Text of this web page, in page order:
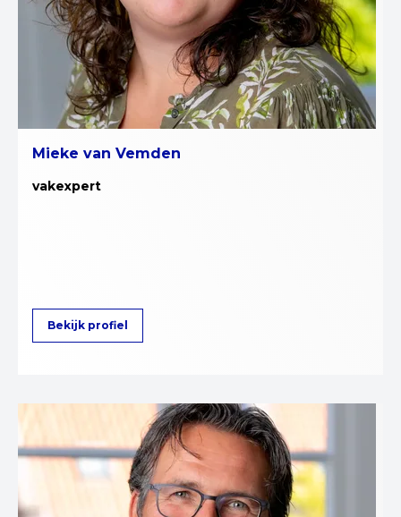
Mieke van Vemden
vakexpert
Bekijk profiel